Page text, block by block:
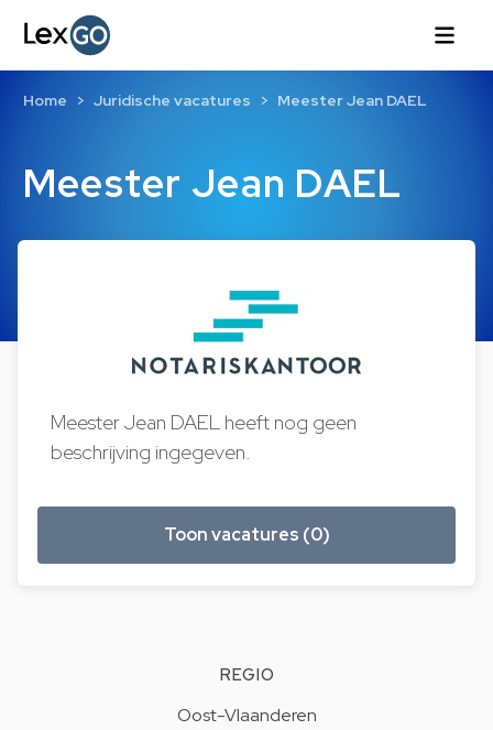
Meester Jean DAEL
Home Juridische vacatures Meester Jean DAEL
Meester Jean DAEL heeft nog geen
beschrijving ingegeven.
Toon vacatures (0)
REGIO
Oost-Vlaanderen